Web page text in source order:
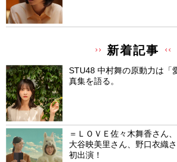
新着記事
STU48 中村舞の原動力は「
真集を語る。
＝ＬＯＶＥ佐々木舞香さん
大谷映美里さん、野口衣織
初出演！